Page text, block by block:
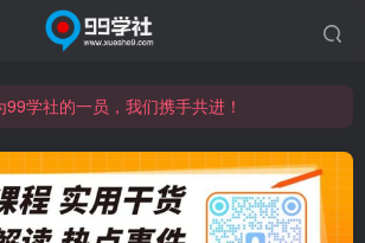
99学社的一员，我们携手共进！
学社的一员，我们携手共进！
全网优质VIP资源，炒股教程、创业教程、网络营销教程、自媒体短视频教程等，长期更新各大精品创业项目！